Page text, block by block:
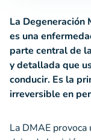
La Degeneración
es una
parte central de
y detallada que
conducir. Es la
irreversible en
La DMAE